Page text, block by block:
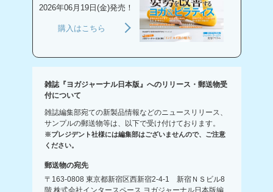
2026年06月19日(金)発売！
購入はこちら
雑誌『ヨガジャーナル日本版』へのリリース・郵送物受
付について
雑誌編集部宛ての新製品情報などのニュースリリース、
サンプルの郵送物等は、以下で受け付けております。
※プレジデント社様には編集部はございませんので、ご注意
ください。
郵送物の宛先
〒163-0808 東京都新宿区西新宿2-4-1 新宿ＮＳビル8
階 株式会社インタースペース ヨガジャーナル日本版編